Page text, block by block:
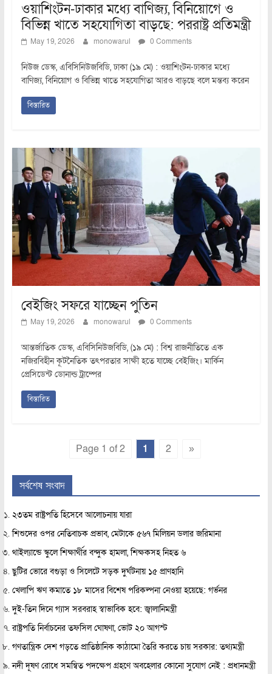
ওয়াশিংটন-ঢাকার মধ্যে বাণিজ্য, বিনিয়োগে ও
বিভিন্ন খাতে সহযোগিতা বাড়ছে: পররাষ্ট্র প্রতিমন্ত্রী
May 19, 2026 monowarul 0 Comments
নিউজ ডেস্ক, এবিসিনিউজবিডি, ঢাকা (১৯ মে) : ওয়াশিংটন-ঢাকার মধ্যে
বাণিজ্য, বিনিয়োগ ও বিভিন্ন খাতে সহযোগিতা আরও বাড়ছে বলে মন্তব্য করেন
বিস্তারিত
বেইজিং সফরে যাচ্ছেন পুতিন
May 19, 2026 monowarul 0 Comments
আন্তর্জাতিক ডেস্ক, এবিসিনিউজবিডি, (১৯ মে) : বিশ্ব রাজনীতিতে এক
নজিরবিহীন কূটনৈতিক তৎপরতার সাক্ষী হতে যাচ্ছে বেইজিং। মার্কিন
প্রেসিডেন্ট ডোনাল্ড ট্রাম্পের
বিস্তারিত
Page 1 of 2 1 2 »
সর্বশেষ সংবাদ
২৩তম রাষ্ট্রপতি হিসেবে আলোচনায় যারা
শিশুদের ওপর নেতিবাচক প্রভাব, মেটাকে ৫৬৭ মিলিয়ন ডলার জরিমানা
থাইল্যান্ডে স্কুলে শিক্ষার্থীর বন্দুক হামলা, শিক্ষকসহ নিহত ৬
ছুটির ভোরে বগুড়া ও সিলেটে সড়ক দুর্ঘটনায় ১৫ প্রাণহানি
খেলাপি ঋণ কমাতে ১৮ মাসের বিশেষ পরিকল্পনা নেওয়া হয়েছে: গর্ভনর
দুই-তিন দিনে গ্যাস সরবরাহ স্বাভাবিক হবে: জ্বালানিমন্ত্রী
রাষ্ট্রপতি নির্বাচনের তফসিল ঘোষণা, ভোট ২০ আগস্ট
গণতান্ত্রিক দেশ গড়তে প্রাতিষ্ঠানিক কাঠামো তৈরি করতে চায় সরকার: তথ্যমন্ত্রী
নদী দূষণ রোধে সমন্বিত পদক্ষেপ গ্রহণে অবহেলার কোনো সুযোগ নেই : প্রধানমন্ত্রী